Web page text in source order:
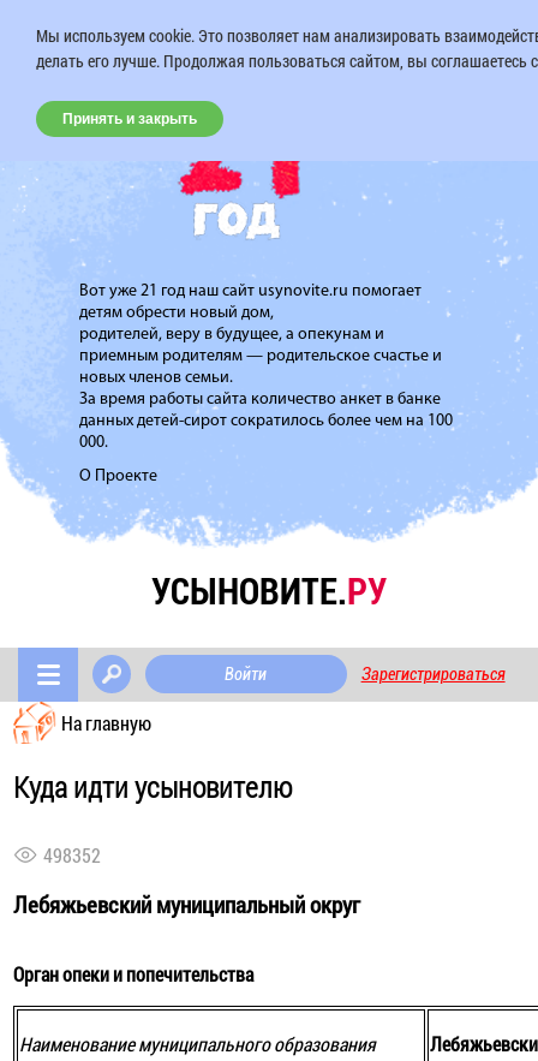
Вот уже 21 год наш сайт usynovite.ru помогает
детям обрести новый дом,
родителей, веру в будущее, а опекунам и
приемным родителям — родительское счастье и
новых членов семьи.
За время работы сайта количество анкет в банке
данных детей-сирот сократилось более чем на 100
000.
О Проекте
УСЫНОВИТЕ.РУ
Войти Зарегистрироваться
На главную
Куда идти усыновителю
498352
Лебяжьевский муниципальный округ
Орган опеки и попечительства
Наименование муниципального образования
Мы используем cookie. Это позволяет нам анализировать
делать его лучше. Продолжая пользоваться сайтом, вы соглашаетесь
Принять и закрыть